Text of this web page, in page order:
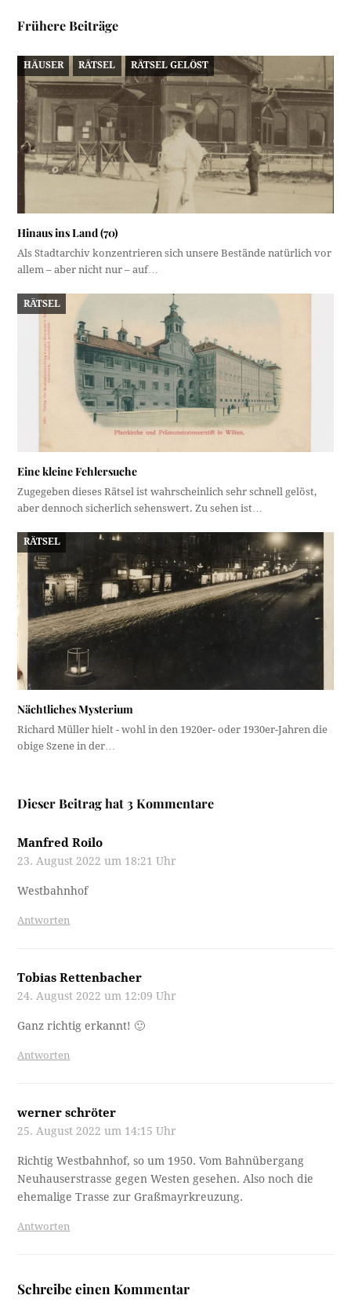
Frühere Beiträge
HÄUSER RÄTSEL RÄTSEL GELÖST
Hinaus ins Land (70)
Als Stadtarchiv konzentrieren sich unsere Bestände natürlich vor
allem – aber nicht nur – auf…
RÄTSEL
Eine kleine Fehlersuche
Zugegeben dieses Rätsel ist wahrscheinlich sehr schnell gelöst,
aber dennoch sicherlich sehenswert. Zu sehen ist…
RÄTSEL
Nächtliches Mysterium
Richard Müller hielt - wohl in den 1920er- oder 1930er-Jahren die
obige Szene in der…
Dieser Beitrag hat 3 Kommentare
Manfred Roilo
23. August 2022 um 18:21 Uhr
Westbahnhof
Antworten
Tobias Rettenbacher
24. August 2022 um 12:09 Uhr
Ganz richtig erkannt! 🙂
Antworten
werner schröter
25. August 2022 um 14:15 Uhr
Richtig Westbahnhof, so um 1950. Vom Bahnübergang
Neuhauserstrasse gegen Westen gesehen. Also noch die
ehemalige Trasse zur Graßmayrkreuzung.
Antworten
Schreibe einen Kommentar